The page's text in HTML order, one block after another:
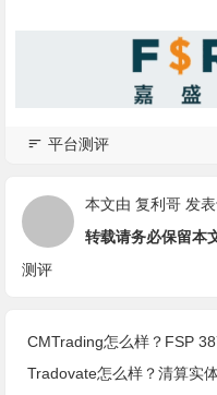
平台测评
本文由复利哥 发
转载请务必保留本
测评